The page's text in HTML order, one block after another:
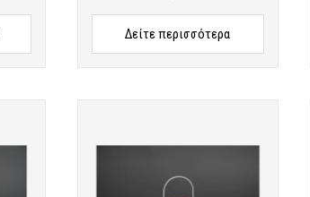
Δείτε περισσότερα